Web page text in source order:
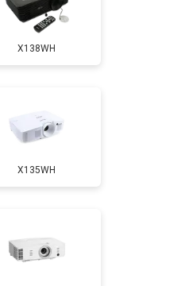
X138WH
X135WH